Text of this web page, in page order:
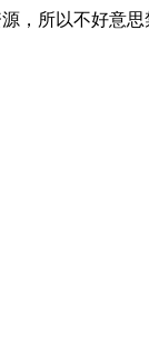
，所以不好意思